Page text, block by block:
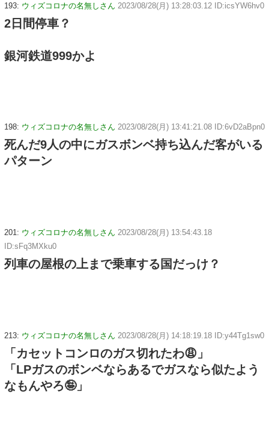
193: ウィズコロナの名無しさん 2023/08/28(月) 13:28:03.12 ID:icsYW6hv0
2日間停車？
銀河鉄道999かよ
198: ウィズコロナの名無しさん 2023/08/28(月) 13:41:21.08 ID:6vD2aBpn0
死んだ9人の中にガスボンベ持ち込んだ客がいる
パターン
201: ウィズコロナの名無しさん 2023/08/28(月) 13:54:43.18
ID:sFq3MXku0
列車の屋根の上まで乗車する国だっけ？
213: ウィズコロナの名無しさん 2023/08/28(月) 14:18:19.18 ID:y44Tg1sw0
「カセットコンロのガス切れたわ😩」
「LPガスのボンベならあるでガスなら似たよう
なもんやろ🤪」